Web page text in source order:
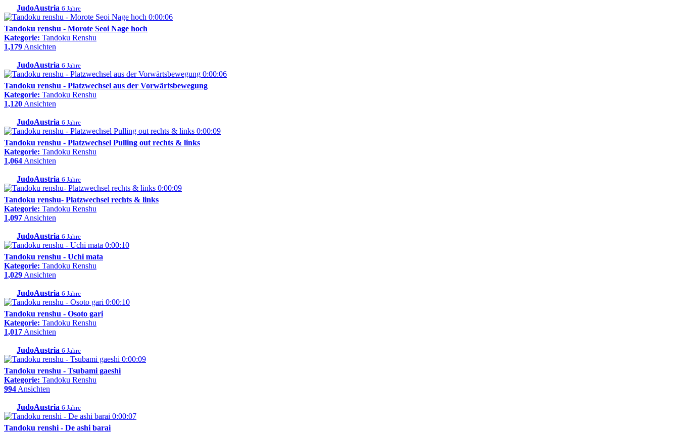
JudoAustria 6 Jahre
0:00:06
Tandoku renshu - Morote Seoi Nage hoch
Kategorie: Tandoku Renshu
1,179Ansichten
JudoAustria 6 Jahre
0:00:06
Tandoku renshu - Platzwechsel aus der Vorwärtsbewegung
Kategorie: Tandoku Renshu
1,120Ansichten
JudoAustria 6 Jahre
0:00:09
Tandoku renshu - Platzwechsel Pulling out rechts & links
Kategorie: Tandoku Renshu
1,064Ansichten
JudoAustria 6 Jahre
0:00:09
Tandoku renshu- Platzwechsel rechts & links
Kategorie: Tandoku Renshu
1,097Ansichten
JudoAustria 6 Jahre
0:00:10
Tandoku renshu - Uchi mata
Kategorie: Tandoku Renshu
1,029Ansichten
JudoAustria 6 Jahre
0:00:10
Tandoku renshu - Osoto gari
Kategorie: Tandoku Renshu
1,017Ansichten
JudoAustria 6 Jahre
0:00:09
Tandoku renshu - Tsubami gaeshi
Kategorie: Tandoku Renshu
994Ansichten
JudoAustria 6 Jahre
0:00:07
Tandoku renshi - De ashi barai